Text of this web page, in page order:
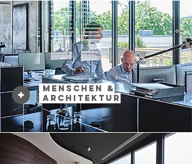
Menschen &
Architektur